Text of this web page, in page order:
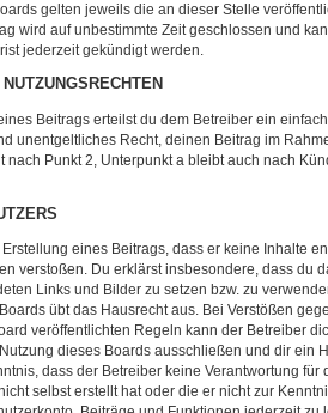
gelten jeweils die an dieser Stelle
wird auf unbestimmte Zeit geschlossen und
jederzeit gekündigt werden.
Beitrags erteilst du dem Betreiber ein
unentgeltliches Recht, deinen Beitrag im
nach Punkt 2, Unterpunkt a bleibt auch nach
Erstellung eines Beitrags, dass er keine Inhalte
verstoßen. Du erklärst insbesondere, dass du
Links und Bilder zu setzen bzw. zu
übt das Hausrecht aus. Bei Verstößen
veröffentlichten Regeln kann der Betreiber
dieses Boards ausschließen und dir ein
dass der Betreiber keine Verantwortung für
selbst erstellt hat oder die er nicht zur